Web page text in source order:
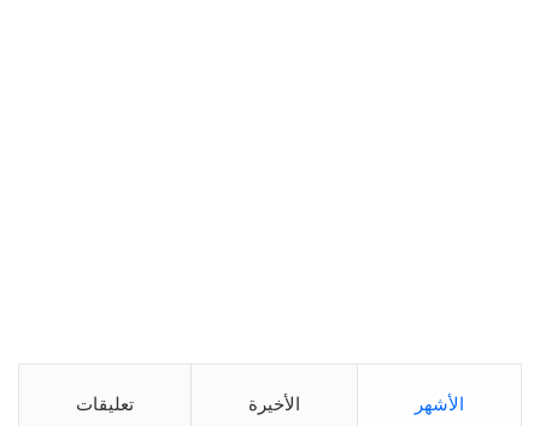
الأشهر الأخيرة تعليقات